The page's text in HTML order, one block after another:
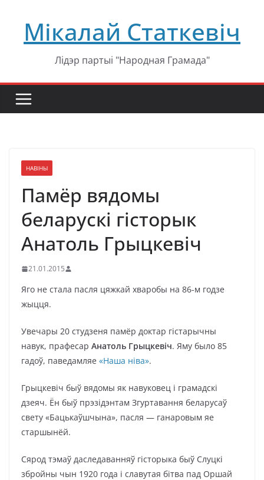
содержимому
Мікалай Статкевіч
Лідэр партыі "Народная Грамада"
НАВІНЫ
Памёр вядомы
беларускі гісторык
Анатоль Грыцкевіч
21.01.2015
Яго не стала пасля цяжкай хваробы на 86-м годзе
жыцця.
Увечары 20 студзеня памёр доктар гістарычны
навук, прафесар Анатоль Грыцкевіч. Яму было 85
гадоў, паведамляе «Наша ніва».
Грыцкевіч быў вядомы як навуковец і грамадскі
дзеяч. Ён быў прэзідэнтам Згуртавання беларусаў
свету «Бацькаўшчына», пасля — ганаровым яе
старшынёй.
Сярод тэмаў даследаванняў гісторыка быў Слуцкі
збройны чын 1920 года і славутая бітва пад Оршай